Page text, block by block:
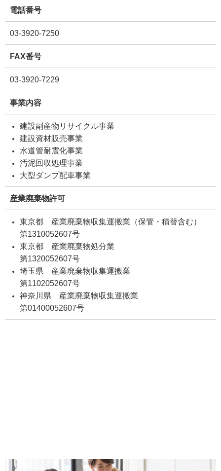
電話番号
03-3920-7250
FAX番号
03-3920-7229
事業内容
建設副産物リサイクル事業
建設資材販売事業
水道管耐震化事業
汚泥回収処理事業
大型ダンプ配車事業
産業廃棄物許可
東京都 産業廃棄物収集運搬業（保管・積替含む）
第1310052607号
東京都 産業廃棄物処分業
第1320052607号
埼玉県 産業廃棄物収集運搬業
第1102052607号
神奈川県 産業廃棄物収集運搬業
第01400052607号